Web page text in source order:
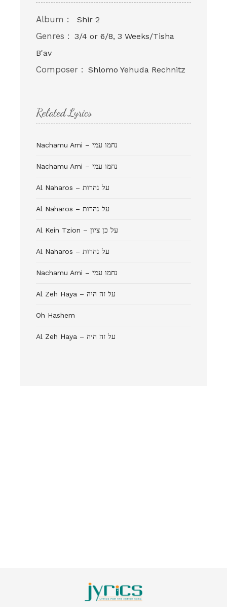
Album : Shir 2
Genres : 3/4 or 6/8, 3 Weeks/Tisha
B'av
Composer : Shlomo Yehuda Rechnitz
Related Lyrics
Nachamu Ami – נחמו עמי
Nachamu Ami – נחמו עמי
Al Naharos – על נהרות
Al Naharos – על נהרות
Al Kein Tzion – על כן ציון
Al Naharos – על נהרות
Nachamu Ami – נחמו עמי
Al Zeh Haya – על זה היה
Oh Hashem
Al Zeh Haya – על זה היה